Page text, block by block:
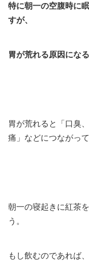
特に朝一の空腹時に
すが、
胃が荒れる原因にな
胃が荒れると「口臭
痛」などにつながって
朝一の寝起きに紅茶
う。
もし飲むのであれば